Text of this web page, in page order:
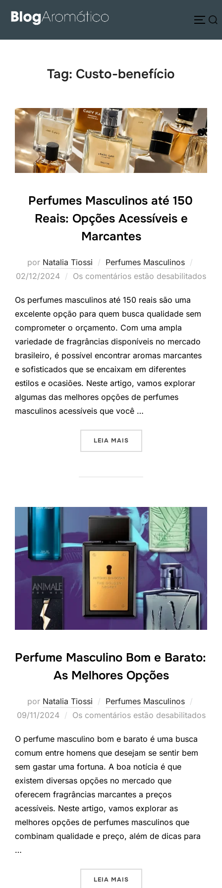
para
Pesquisar
Tag: Custo-benefício
Perfumes Masculinos até 150
Reais: Opções Acessíveis e
Marcantes
por Natalia Tiossi Perfumes Masculinos
em
02/12/2024 Os comentários estão desabilitados
Os perfumes masculinos até 150 reais são uma
excelente opção para quem busca qualidade sem
comprometer o orçamento. Com uma ampla
variedade de fragrâncias disponíveis no mercado
brasileiro, é possível encontrar aromas marcantes
e sofisticados que se encaixam em diferentes
estilos e ocasiões. Neste artigo, vamos explorar
algumas das melhores opções de perfumes
masculinos acessíveis que você …
LEIA MAIS“PERFUMES MASCULINOS
Perfume Masculino Bom e Barato:
As Melhores Opções
por Natalia Tiossi Perfumes Masculinos
em
09/11/2024 Os comentários estão desabilitados
O perfume masculino bom e barato é uma busca
comum entre homens que desejam se sentir bem
sem gastar uma fortuna. A boa notícia é que
existem diversas opções no mercado que
oferecem fragrâncias marcantes a preços
acessíveis. Neste artigo, vamos explorar as
melhores opções de perfumes masculinos que
combinam qualidade e preço, além de dicas para
…
LEIA MAIS“PERFUME MASCULINO